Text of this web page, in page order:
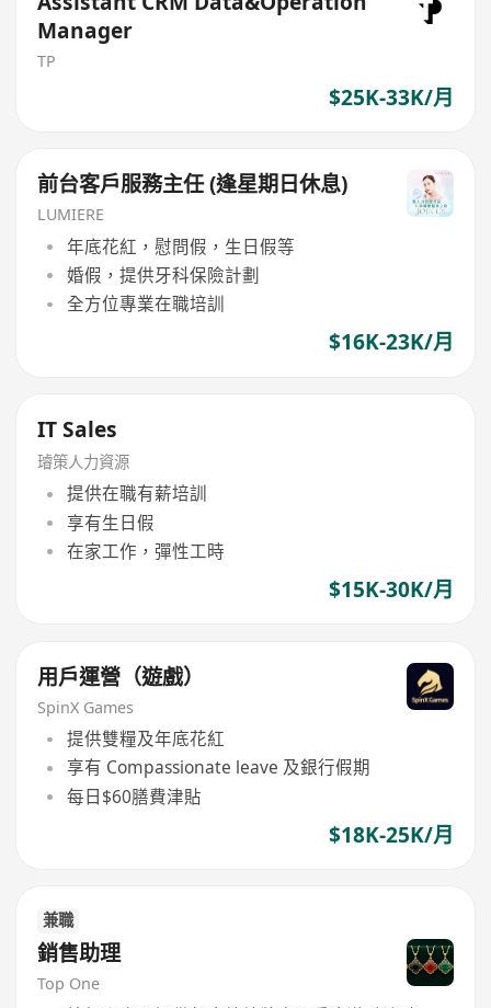
Manager
TP
$25K-33K/月
前台客戶服務主任 (逢星期日休息)
LUMIERE
年底花紅，慰問假，生日假等
婚假，提供牙科保險計劃
全方位專業在職培訓
$16K-23K/月
IT Sales
璿策人力資源
提供在職有薪培訓
享有生日假
在家工作，彈性工時
$15K-30K/月
用戶運營（遊戲）
SpinX Games
提供雙糧及年底花紅
享有 Compassionate leave 及銀行假期
每日$60膳費津貼
$18K-25K/月
兼職
銷售助理
Top One